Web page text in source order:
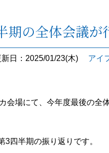
の全体会議が
新日：2025/01/23(木) アイ
会場にて、今年度最後の全
四半期の振り返りです。